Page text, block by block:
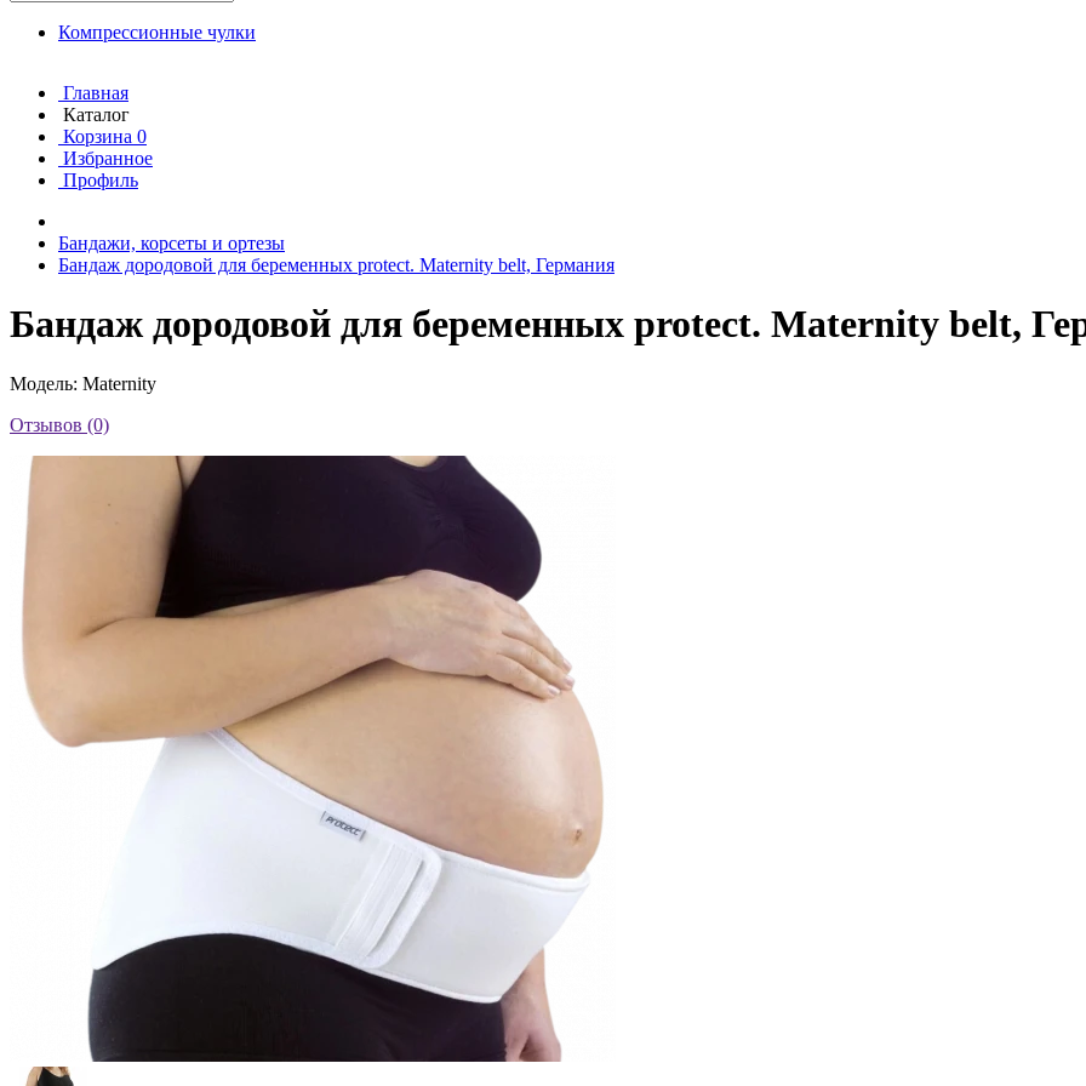
Компрессионные чулки
Главная
Каталог
Корзина 0
Избранное
Профиль
Бандажи, корсеты и ортезы
Бандаж дородовой для беременных protect. Maternity belt, Германия
Бандаж дородовой для беременных protect. Maternity belt,
Модель: Maternity
Отзывов (0)